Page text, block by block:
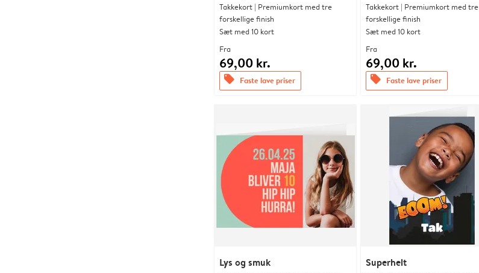
Takkekort | Premiumkort med tre
forskellige finish
Sæt med 10 kort
Fra
69,00 kr.
offers Faste lave priser
Takkekort | Premiumkort med tre
forskellige finish
Sæt med 10 kort
Fra
69,00 kr.
offers Faste lave priser
Lys og smuk Superhelt